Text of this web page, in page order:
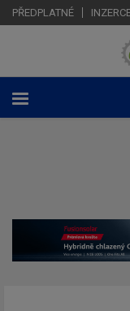
PŘEDPLATNÉ